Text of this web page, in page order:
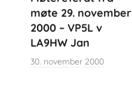
møte 29. november
2000 – VP5L v
LA9HW Jan
30. november 2000